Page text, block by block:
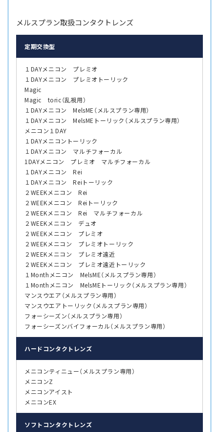
メルスプラン取扱コンタクトレンズ
定期交換型
１DAYメニコン プレミオ
１DAYメニコン プレミオトーリック
Magic
Magic toric（乱視用）
１DAYメニコン MelsME（メルスプラン専用）
１DAYメニコン MelsMEトーリック（メルスプラン専用）
メニコン１DAY
１DAYメニコントーリック
１DAYメニコン マルチフォーカル
1DAYメニコン プレミオ マルチフォーカル
１DAYメニコン Rei
１DAYメニコン Reiトーリック
２WEEKメニコン Rei
２WEEKメニコン Reiトーリック
２WEEKメニコン Rei マルチフォーカル
２WEEKメニコン デュオ
２WEEKメニコン プレミオ
２WEEKメニコン プレミオトーリック
２WEEKメニコン プレミオ遠近
２WEEKメニコン プレミオ遠近トーリック
１Monthメニコン MelsME（メルスプラン専用）
１Monthメニコン MelsMEトーリック（メルスプラン専用）
マンスウエア（メルスプラン専用）
マンスウエアトーリック（メルスプラン専用）
フォーシーズン（メルスプラン専用）
フォーシーズンバイフォーカル（メルスプラン専用）
ハード コンタクトレンズ
メニコンティニュー（メルスプラン専用）
メニコンZ
メニコンアイスト
メニコンEX
ソフト コンタクトレンズ